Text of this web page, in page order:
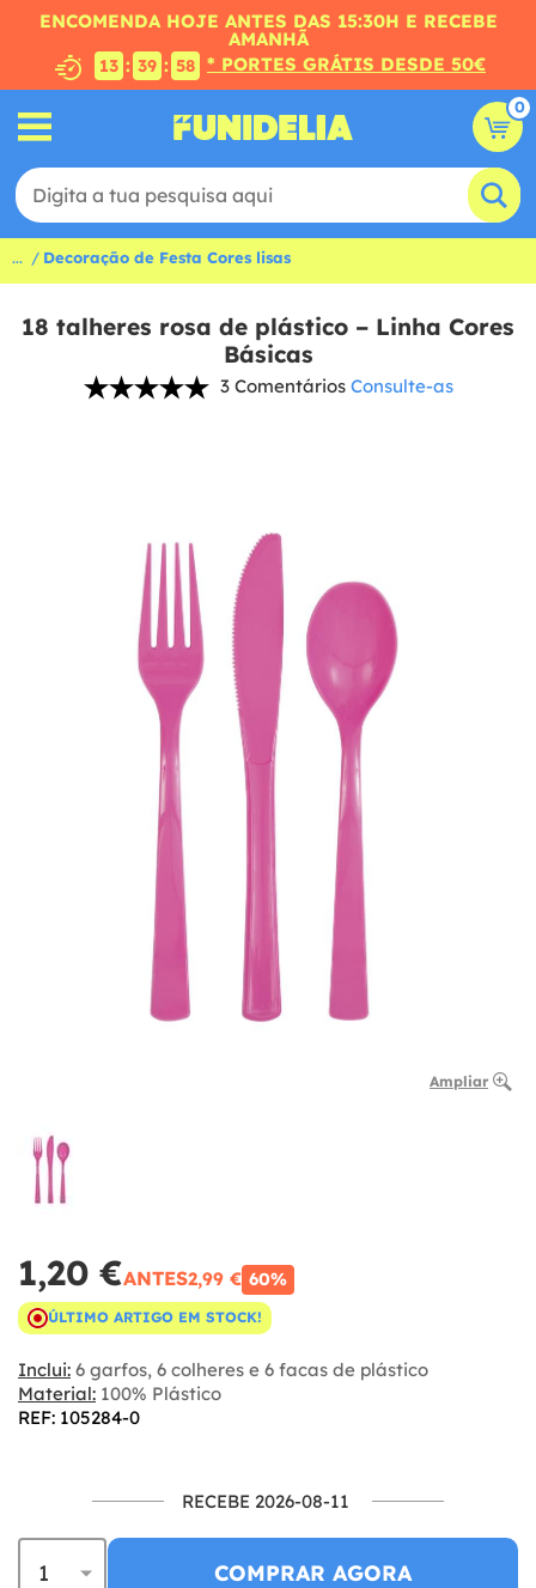
ENCOMENDA HOJE ANTES DAS 15:30H E RECEBE
AMANHÃ
13 : 39 : 57 * PORTES GRÁTIS DESDE 50€
0
... Decoração de Festa Cores lisas
18 talheres rosa de plástico – Linha Cores
Básicas
3 Comentários Consulte-as
Ampliar
1,20 €ANTES2,99 € 60%
ÚLTIMO ARTIGO EM STOCK!
Inclui: 6 garfos, 6 colheres e 6 facas de plástico
Material: 100% Plástico
REF: 105284-0
RECEBE 2026-08-11
COMPRAR AGORA